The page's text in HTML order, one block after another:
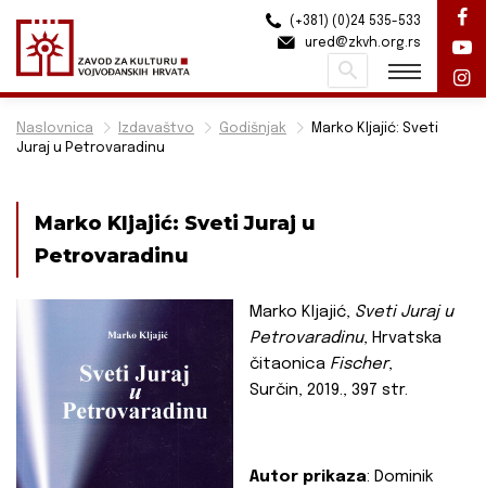
Naslovnica Izdavaštvo Godišnjak
Marko Kljajić: Sveti
Juraj u Petrovaradinu
Marko Kljajić: Sveti Juraj u
Petrovaradinu
Marko Kljajić, Sveti Juraj u
Petrovaradinu, Hrvatska
čitaonica Fischer,
Surčin, 2019., 397 str.
Autor prikaza: Dominik
(+381) (0)24 535-533
ured@zkvh.org.rs
Pretraži